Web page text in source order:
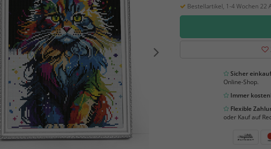
Bestellartikel, 1-4 Wochen 22
Sicher
Online-Shop.
Immer
Flexible
oder Kauf auf